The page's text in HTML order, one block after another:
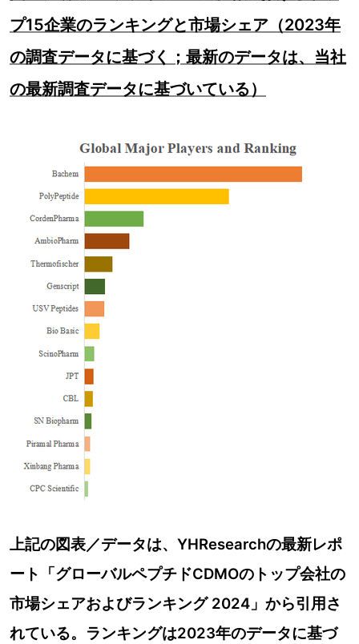
プ15企業のランキングと市場シェア（2023年
の調査データに基づく；最新のデータは、当社
の最新調査データに基づいている）
上記の図表／データは、YHResearchの最新レポ
ート「グローバルペプチドCDMOのトップ会社の
市場シェアおよびランキング 2024」から引用さ
れている。ランキングは2023年のデータに基づ